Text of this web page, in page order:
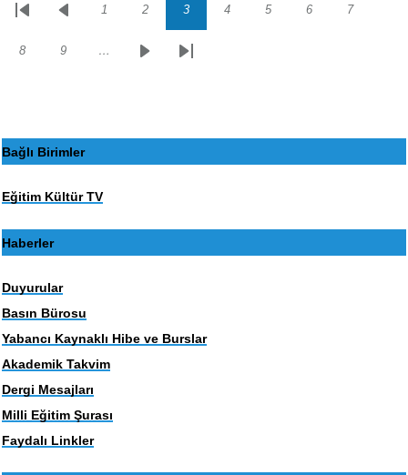
Sayfalama
İlk
Önceki
Sayfa
1 Sayfa
2 Sayfa
3 Sayfa
4 Sayfa
5 Sayfa
6 Sayfa
7
Sayfa
8 Sayfa
9 …
SonrakiSon
Bağlı Birimler
Eğitim Kültür TV
Haberler
Duyurular
Basın Bürosu
Yabancı Kaynaklı Hibe ve Burslar
Akademik Takvim
Dergi Mesajları
Milli Eğitim Şurası
Faydalı Linkler